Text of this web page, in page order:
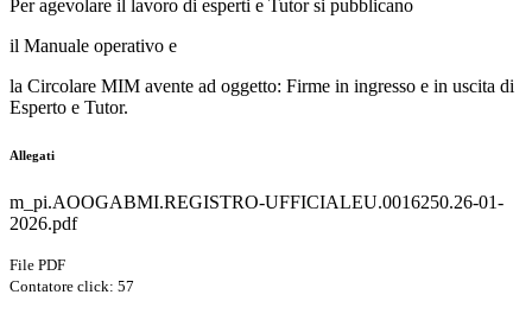
Per agevolare il lavoro di esperti e Tutor si pubblicano
il Manuale operativo e
la Circolare MIM avente ad oggetto: Firme in ingresso e in uscita di
Esperto e Tutor.
Allegati
m_pi.AOOGABMI.REGISTRO-UFFICIALEU.0016250.26-01-
2026.pdf
File PDF
Contatore click: 57